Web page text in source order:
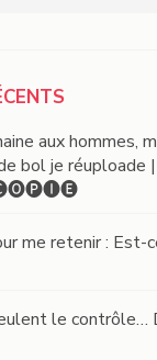
aux hommes,
bol je réuploade |
me retenir : Est-
le contrôle…